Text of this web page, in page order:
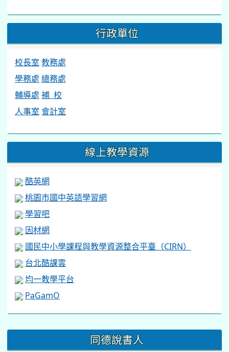
行政單位
校長室教務處
學務處 總務處
輔導處 補 校
人事室會計室
線上教學資源
酷英網
桃園市國中英語學習網
學習吧
因材網
國民中小學課程與教學資源整合平臺（CIRN）
台北酷課雲
均一教學平台
PaGamO
::: 同德說書人